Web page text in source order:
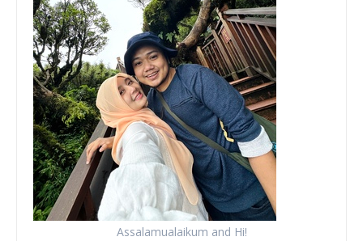
Assalamualaikum and Hi!